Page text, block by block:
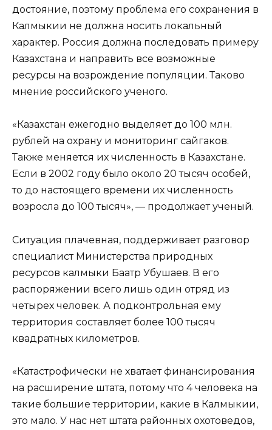
достояние, поэтому проблема его сохранения в
Калмыкии не должна носить локальный
характер. Россия должна последовать примеру
Казахстана и направить все возможные
ресурсы на возрождение популяции. Таково
мнение российского ученого.
«Казахстан ежегодно выделяет до 100 млн.
рублей на охрану и мониторинг сайгаков.
Также меняется их численность в Казахстане.
Если в 2002 году было около 20 тысяч особей,
то до настоящего времени их численность
возросла до 100 тысяч», — продолжает ученый.
Ситуация плачевная, поддерживает разговор
специалист Министерства природных
ресурсов калмыки Баатр Убушаев. В его
распоряжении всего лишь один отряд из
четырех человек. А подконтрольная ему
территория составляет более 100 тысяч
квадратных километров.
«Катастрофически не хватает финансирования
на расширение штата, потому что 4 человека на
такие большие территории, какие в Калмыкии,
это мало. У нас нет штата районных охотоведов,